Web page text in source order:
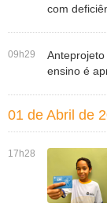
com
09h29
ensino é
01 de Abril de
17h28